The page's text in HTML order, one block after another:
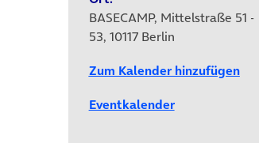
BASECAMP, Mittelstraße 51 -
53, 10117 Berlin
Zum Kalender hinzufügen
Eventkalender